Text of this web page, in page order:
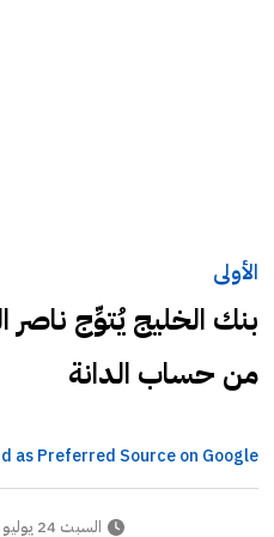
الأولى
بنك الخليج يُتوِّج ناصر
من حساب الدانة
as Preferred Source on Google
السبت 24 يوليو 2021